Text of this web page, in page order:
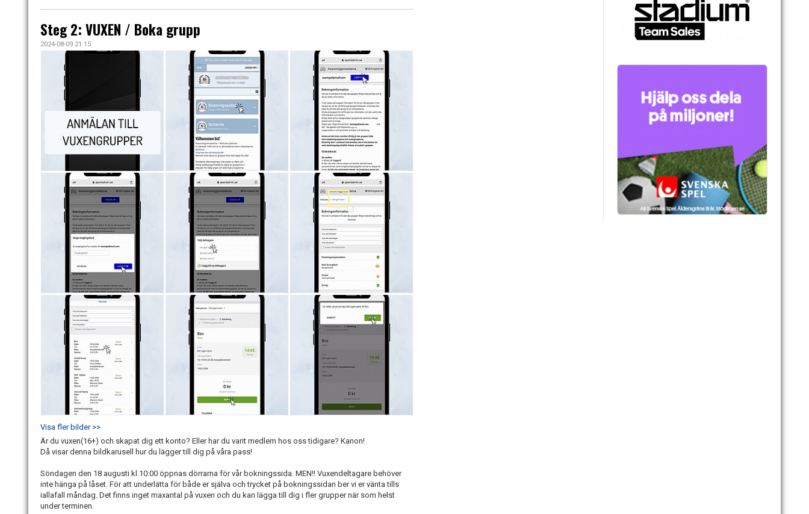
Steg 2: VUXEN / Boka grupp
2024-08-09 21:15
Visa fler bilder >>
Är du vuxen(16+) och skapat dig ett konto? Eller har du varit medlem hos oss tidigare? Kanon!
Då visar denna bildkarusell hur du lägger till dig på våra pass!
Söndagen den 18 augusti kl.10:00 öppnas dörrarna för vår bokningssida. MEN!! Vuxendeltagare behöver
inte hänga på låset. För att underlätta för både er själva och trycket på bokningssidan ber vi er vänta tills
iallafall måndag. Det finns inget maxantal på vuxen och du kan lägga till dig i fler grupper när som helst
under terminen.